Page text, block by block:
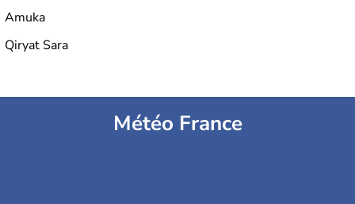
Amuka
Qiryat Sara
Météo France